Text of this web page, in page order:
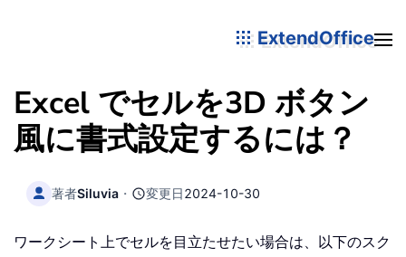
ExtendOffice
Excel でセルを3D ボタン
風に書式設定するには？
著者Siluvia ・ 変更日2024-10-30
ワークシート上でセルを目立たせたい場合は、以下のスク